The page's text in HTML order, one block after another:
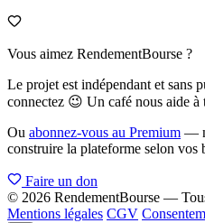
Vous aimez RendementBourse ?
Le projet est indépendant et sans
connectez 😉 Un café nous aide à
Ou abonnez-vous au Premium —
construire la plateforme selon vos
Faire un don
© 2026 RendementBourse —
Mentions légales CGV